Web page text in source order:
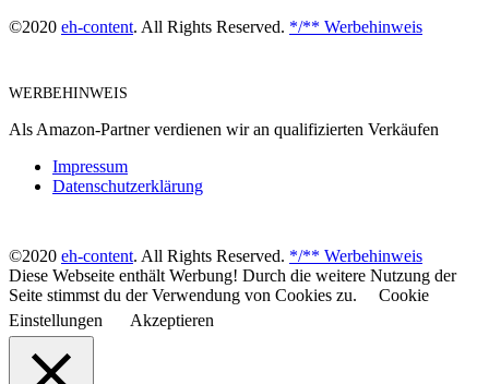
©2020 eh-content. All Rights Reserved. */** Werbehinweis
WERBEHINWEIS
Als Amazon-Partner verdienen wir an qualifizierten Verkäufen
Impressum
Datenschutzerklärung
©2020 eh-content. All Rights Reserved. */** Werbehinweis
Diese Webseite enthält Werbung! Durch die weitere Nutzung der
Seite stimmst du der Verwendung von Cookies zu.
Cookie
Einstellungen
Akzeptieren